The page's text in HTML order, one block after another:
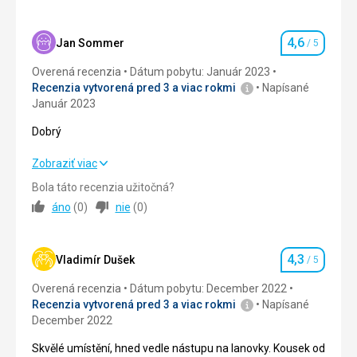
dobře.
Služby
OK
Táto recenzia bola preložená automaticky pomocou
Google Translate
Šport 5,0/ 5
Cena
Ta mi chyběla
Ubytovanie
Služby
Krásný, blízko lanovky
Super, pohádka
Táto recenzia bola preložená automaticky pomocou
Google Translate
Jan Sommer Hodnotenie
4,6 / 5
Overená recenzia
Dátum pobytu: Január 2023
Recenzia vytvorená pred 3 a viac rokmi
Napísané
Január 2023
Dobrý
Dobrý
Ubytovanie
Šport 4,0/ 5
Cena
Na úrovni,jen jsem postrádal stropní světla
Zobraziť viac
Bola táto recenzia užitočná?
áno (0) nie (0)
Vladimír Dušek Hodnotenie
4,3 / 5
Overená recenzia
Dátum pobytu: December 2022
Recenzia vytvorená pred 3 a viac rokmi
Napísané
December 2022
Skvělé umístění, hned vedle nástupu na lanovky. Kousek od